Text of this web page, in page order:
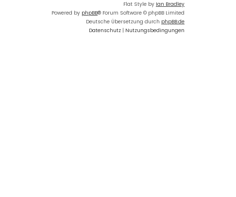
Flat Style by Ian Bradley
Powered by phpBB® Forum Software © phpBB Limited
Deutsche Übersetzung durch phpBB.de
Datenschutz | Nutzungsbedingungen